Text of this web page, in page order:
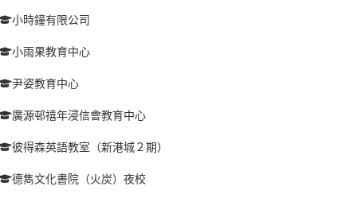
小時鐘有限公司
小雨果教育中心
尹姿教育中心
廣源邨禧年浸信會教育中心
彼得森英語教室（新港城２期）
德雋文化書院（火炭）夜校